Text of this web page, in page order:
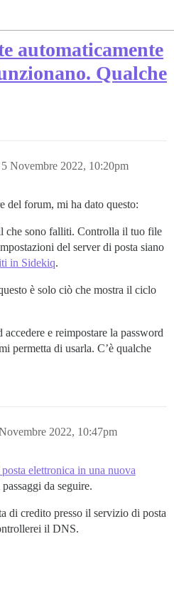
automaticamente
Qualche
5 Novembre 2022, 10:20pm
del forum, mi ha dato questo:
che sono falliti. Controlla il tuo file
del server di posta siano
in Sidekiq.
è solo ciò che mostra il ciclo
e reimpostare la password
permetta di usarla. C’è qualche
2022, 10:47pm
elettronica in una nuova
da seguire.
di credito presso il servizio di posta
il DNS.